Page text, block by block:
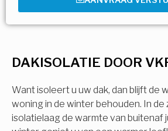
DAKISOLATIE DOOR
Want isoleert u uw dak, dan blijft de
woning in de winter behouden. In
isolatielaag de warmte van buitenaf